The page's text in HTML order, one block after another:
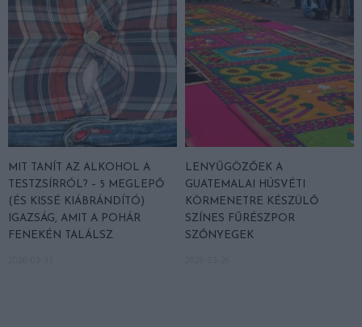
MIT TANÍT AZ ALKOHOL A
TESTZSÍRRÓL? – 5 MEGLEPŐ
(ÉS KISSÉ KIÁBRÁNDÍTÓ)
IGAZSÁG, AMIT A POHÁR
FENEKÉN TALÁLSZ
LENYŰGÖZŐEK A
GUATEMALAI HÚSVÉTI
KÖRMENETRE KÉSZÜLŐ
SZÍNES FŰRÉSZPOR
SZŐNYEGEK